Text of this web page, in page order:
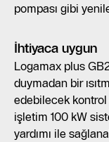
pompası gibi
İhtiyaca uygun
Logamax plus
duymadan bir
edebilecek kontrol
işletim 100 kW
yardımı ile